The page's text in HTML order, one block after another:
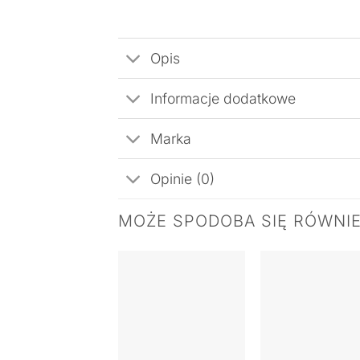
Opis
Informacje dodatkowe
Marka
Opinie (0)
MOŻE SPODOBA SIĘ